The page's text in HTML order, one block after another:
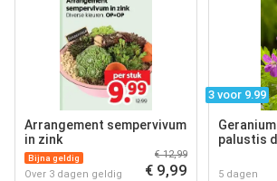
Arrangement sempervivum
in zink
Bijna geldig
Over 3 dagen geldig
€ 12,99
€ 9,99
3 voor 9.99
palustis
5 dagen